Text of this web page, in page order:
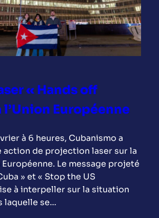
« Hands off
l’Union Européenne
à 6 heures, Cubanismo a
action de projection laser sur la
Le message projeté
» et « Stop the US
à interpeller sur la situation
laquelle se…